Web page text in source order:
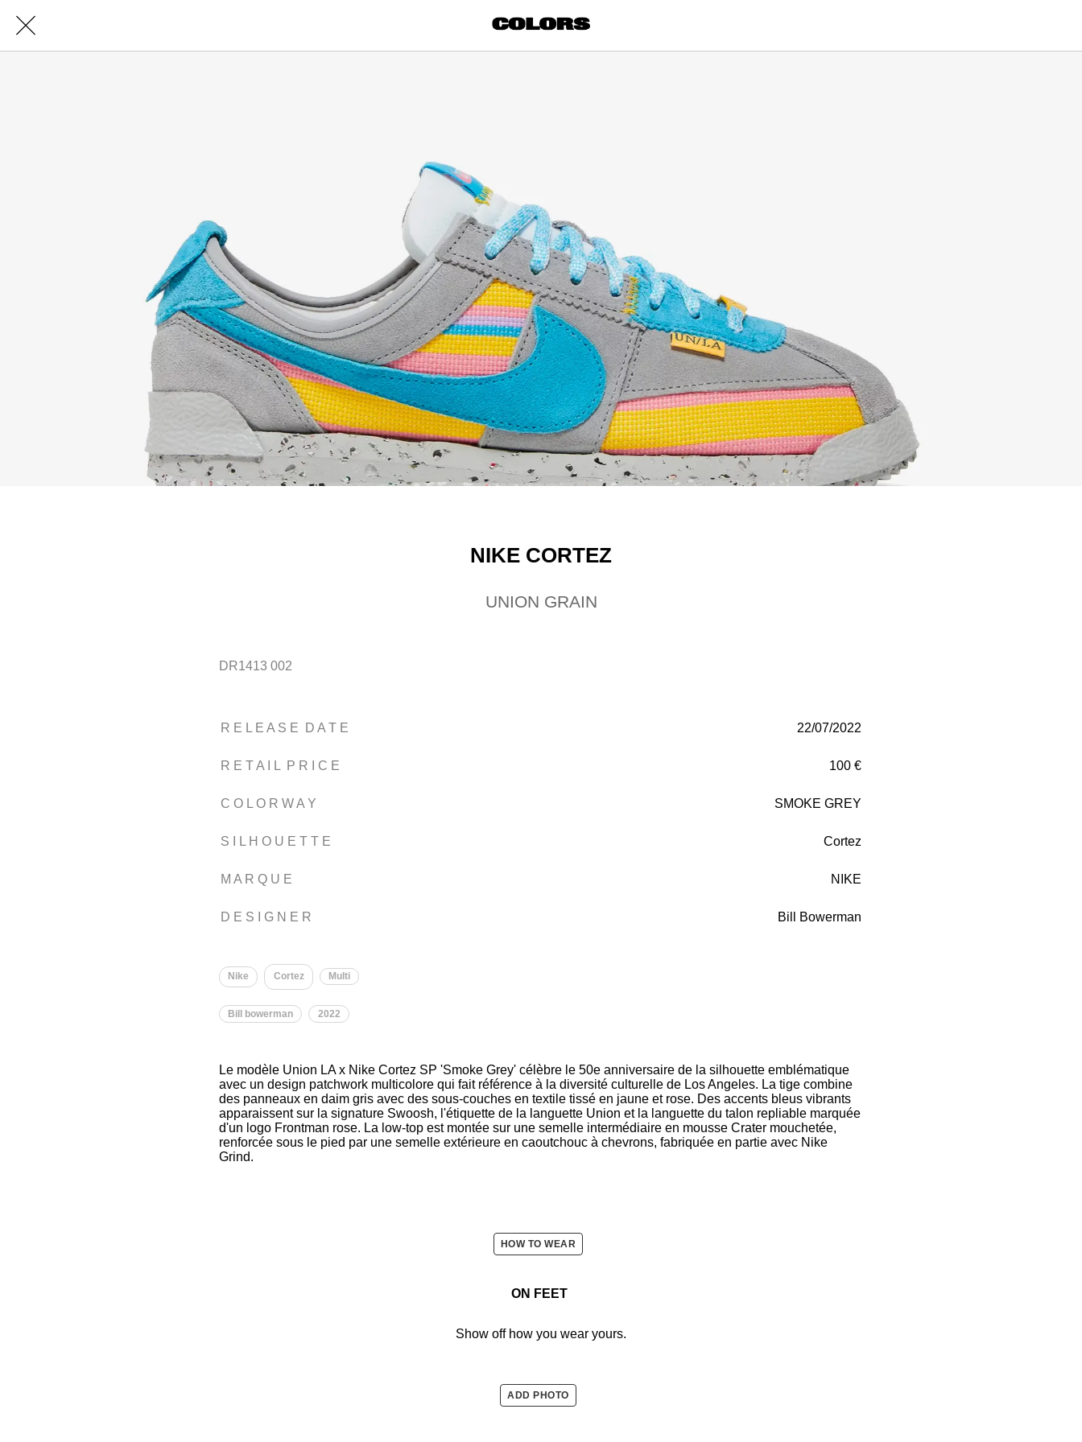
NIKE CORTEZ
UNION GRAIN
DR1413 002
R E L E A S E D A T E 22/07/2022
R E T A I L P R I C E 100 €
C O L O R W A Y SMOKE GREY
S I L H O U E T T E Cortez
M A R Q U E NIKE
D E S I G N E R Bill Bowerman
Nike Cortez Multi
Bill bowerman 2022
Le modèle Union LA x Nike Cortez SP 'Smoke Grey' célèbre le 50e anniversaire de la silhouette emblématique
avec un design patchwork multicolore qui fait référence à la diversité culturelle de Los Angeles. La tige combine
des panneaux en daim gris avec des sous-couches en textile tissé en jaune et rose. Des accents bleus vibrants
apparaissent sur la signature Swoosh, l'étiquette de la languette Union et la languette du talon repliable marquée
d'un logo Frontman rose. La low-top est montée sur une semelle intermédiaire en mousse Crater mouchetée,
renforcée sous le pied par une semelle extérieure en caoutchouc à chevrons, fabriquée en partie avec Nike
Grind.
HOW TO WEAR
ON FEET
Show off how you wear yours.
ADD PHOTO